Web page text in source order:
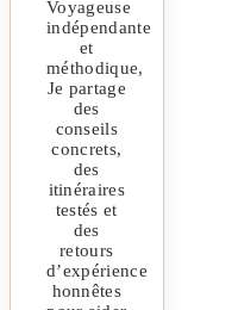
Voyageuse
indépendante
et
méthodique,
Je partage
des
conseils
concrets,
des
itinéraires
testés et
des
retours
d’expérience
honnêtes